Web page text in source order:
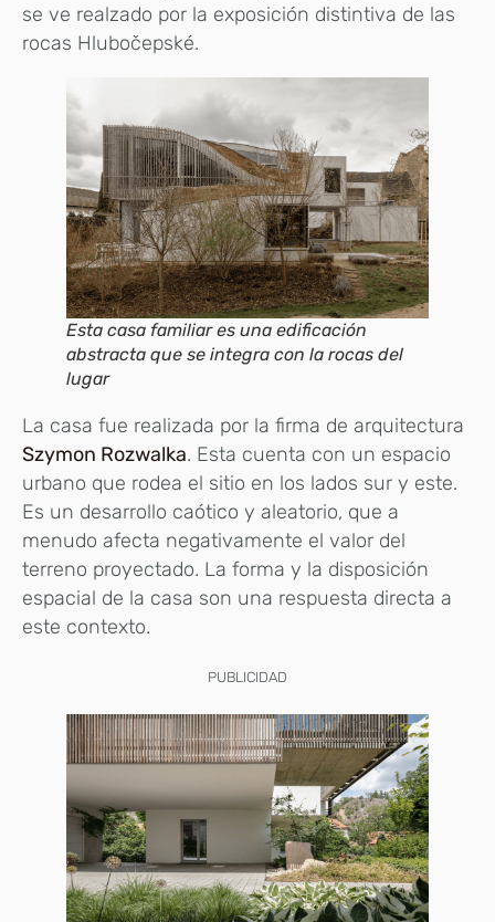
se ve realzado por la exposición distintiva de las
rocas Hlubočepské.
Esta casa familiar es una edificación
abstracta que se integra con la rocas del
lugar
La casa fue realizada por la firma de arquitectura
Szymon Rozwalka. Esta cuenta con un espacio
urbano que rodea el sitio en los lados sur y este.
Es un desarrollo caótico y aleatorio, que a
menudo afecta negativamente el valor del
terreno proyectado. La forma y la disposición
espacial de la casa son una respuesta directa a
este contexto.
PUBLICIDAD